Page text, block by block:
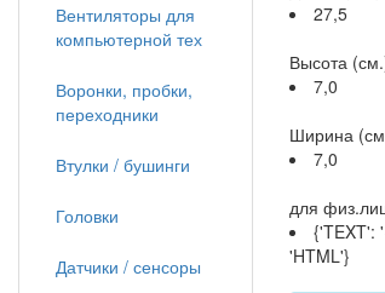
27,5
Высота
7,0
Ширина
7,0
для
{'TEXT':
'HTML'}
Вентиляторы для
компьютерной тех
Воронки, пробки,
переходники
Втулки / бушинги
Головки
Датчики / сенсоры